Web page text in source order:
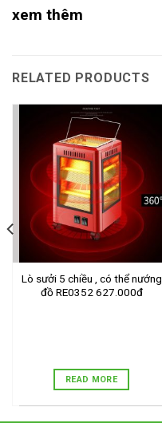
xem thêm
RELATED PRODUCTS
Lò sưởi 5 chiều , có thể nướng
đồ RE0352 627.000đ
READ MORE